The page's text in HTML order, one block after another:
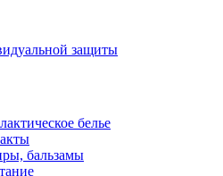
защиты
белье
бальзамы